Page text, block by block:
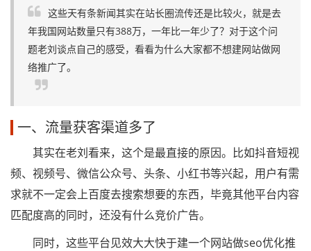
这些天有条新闻其实在站长圈流传还是比较火，就是去
年我国网站数量只有388万，一年比一年少了？对于这个问
题老刘谈点自己的感受，看看为什么大家都不想建网站做网
络推广了。
一、流量获客渠道多了
其实在老刘看来，这个是最直接的原因。比如抖音短视
频、视频号、微信公众号、头条、小红书等兴起，用户有需
求就不一定会上百度去搜索想要的东西，毕竟其他平台内容
匹配度高的同时，还没有什么竞价广告。
同时，这些平台见效大大快于建一个网站做seo优化推